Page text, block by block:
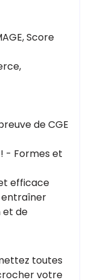
Score
de CGE
- Formes et
efficace
entraîner
et de
toutes
votre